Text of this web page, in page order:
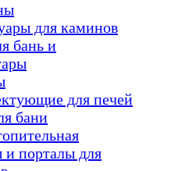
для каминов
бань и
для печей
бани
и порталы для